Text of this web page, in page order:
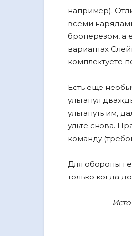
например).
всеми
бронерезом, а
вариантах
комплектуете
Есть еще
ультанул
ультануть им,
ульте снова.
команду
Для обороны
только когда